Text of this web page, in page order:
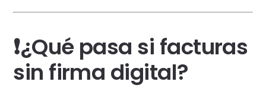
❗¿Qué pasa si facturas
sin firma digital?